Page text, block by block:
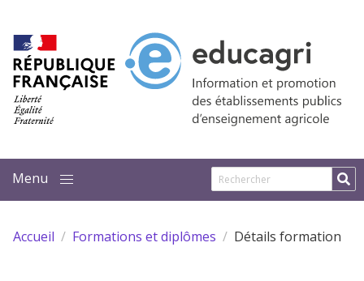
Accueil Formations et diplômes Détails formation